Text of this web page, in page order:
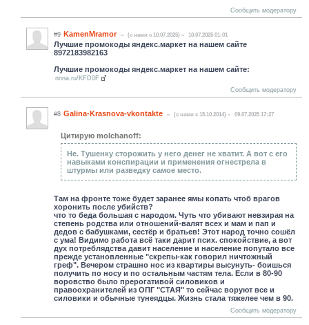
Сообщить модератору
#9 KamenMramor (c нами с 10.07.2025) 10.07.2025 01:01
Лучшие промокоды яндекс.маркет на нашем сайте
8972183982163
Лучшие промокоды яндекс.маркет на нашем сайте:
nnna.ru/KFD0F
Сообщить модератору
#8 Galina-Krasnova-vkontakte (c нами с 15.10.2014) 09.07.2025 17:27
Цитирую molchanoff:
Не. Тушенку сторожить у него денег не хватит. А вот с его
навыками конспирации и применения огнестрела в
штурмы или разведку самое место.
Там на фронте тоже будет заранее ямы копать чтоб врагов
хоронить после убийств?
что то беда большая с народом. Чуть что убивают невзирая на
степень родства или отношений-валят всех и мам и пап и
дедов с бабушками, сестёр и братьев! Этот народ точно сошёл
с ума! Видимо работа всё таки дарит псих. спокойствие, а вот
дух потреблядства давит население и население попутало все
прежде установленные "скрепы-как говорил ничтожный
греф". Вечером страшно нос из квартиры высунуть- боишься
получить по носу и по остальным частям тела. Если в 80-90
воровство было прерогативой силовиков и
правоохранителей из ОПГ "СТАЯ" то сейчас воруют все и
силовики и обычные тунеядцы. Жизнь стала тяжелее чем в 90.
Сообщить модератору